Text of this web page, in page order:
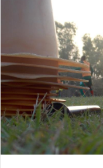
y
e
r
u
n
c
o
u